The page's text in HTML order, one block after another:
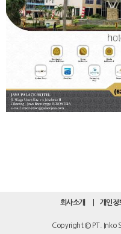
회사소개 개인정
Copyright © PT. Inko